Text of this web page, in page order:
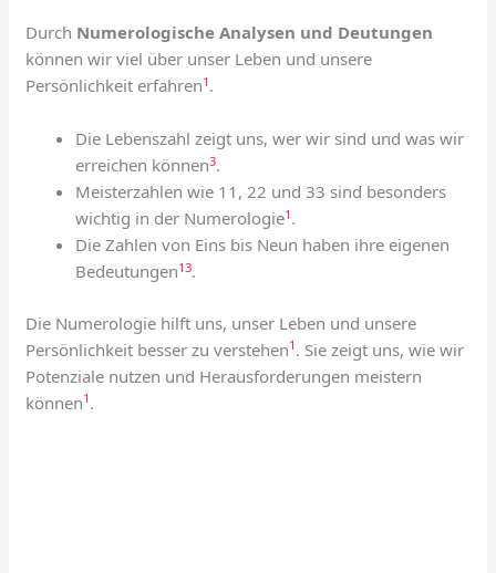
Durch Numerologische Analysen und Deutungen
können wir viel über unser Leben und unsere
Persönlichkeit erfahren1 .
Die Lebenszahl zeigt uns, wer wir sind und was wir
erreichen können3.
Meisterzahlen wie 11, 22 und 33 sind besonders
wichtig in der Numerologie1 .
Die Zahlen von Eins bis Neun haben ihre eigenen
Bedeutungen13.
Die Numerologie hilft uns, unser Leben und unsere
Persönlichkeit besser zu verstehen1 . Sie zeigt uns, wie wir
Potenziale nutzen und Herausforderungen meistern
können1 .